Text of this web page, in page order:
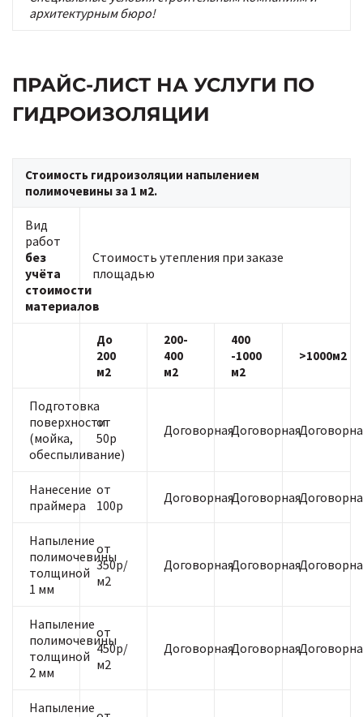
архитектурным бюро!
ПРАЙС-ЛИСТ НА УСЛУГИ ПО
ГИДРОИЗОЛЯЦИИ
Стоимость гидроизоляции напылением
полимочевины за 1 м2.
Вид
работ
без
учёта
стоимости
материалов
Стоимость утепления при заказе
площадью
До
200
м2
200-
400
м2
400
-1000
м2
>1000м2
Подготовка
поверхности
(мойка,
обеспыливание)
от
50р
ДоговорнаяДоговорная
Нанесение
праймера
от
100р
ДоговорнаяДоговорная
Напыление
полимочевины
толщиной
1 мм
от
350р/
м2
ДоговорнаяДоговорная
Напыление
полимочевины
толщиной
2 мм
от
450р/
м2
ДоговорнаяДоговорная
Напыление